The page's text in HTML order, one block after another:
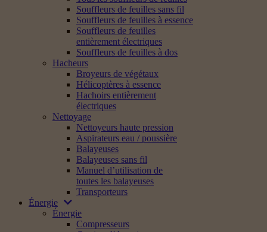
Souffleurs de feuilles sans fil
Souffleurs de feuilles à essence
Souffleurs de feuilles
entièrement électriques
Souffleurs de feuilles à dos
Hacheurs
Broyeurs de végétaux
Hélicoptères à essence
Hachoirs entièrement
électriques
Nettoyage
Nettoyeurs haute pression
Aspirateurs eau / poussière
Balayeuses
Balayeuses sans fil
Manuel d’utilisation de
toutes les balayeuses
Transporteurs
Énergie
Énergie
Compresseurs